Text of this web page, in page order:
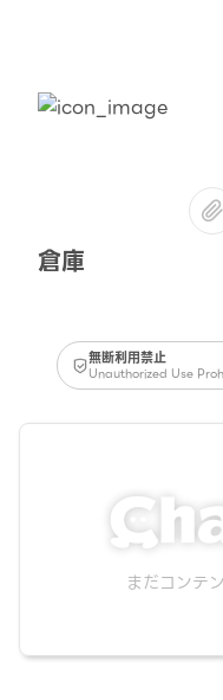
倉庫
無断利用禁止
Unauthorized Use
まだコンテ